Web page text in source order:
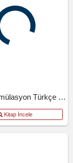
TYT 3D Simülasyon Türkçe Denemeleri
Kitap İncele